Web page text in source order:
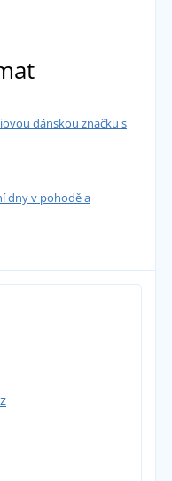
dánskou značku s
dny v pohodě a